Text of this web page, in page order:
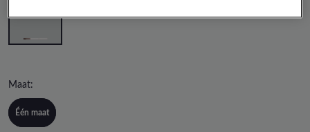
Maat:
Één maat